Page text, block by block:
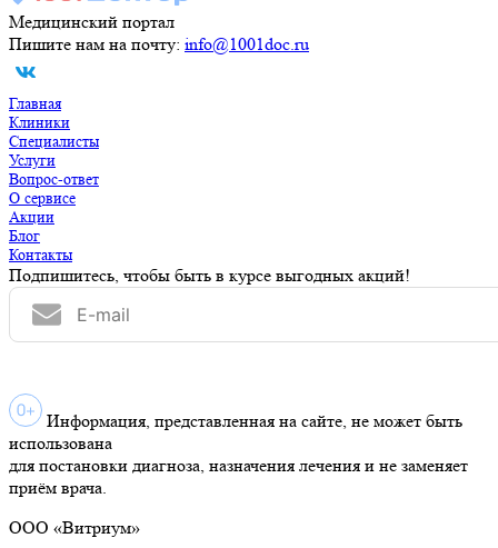
Медицинский портал
Пишите нам на почту: info@1001doc.ru
Главная
Клиники
Специалисты
Услуги
Вопрос-ответ
О сервисе
Акции
Блог
Контакты
Подпишитесь, чтобы быть в курсе выгодных акций!
Информация, представленная на сайте, не может быть
использована
для постановки диагноза, назначения лечения и не заменяет
приём врача.
ООО «Витриум»